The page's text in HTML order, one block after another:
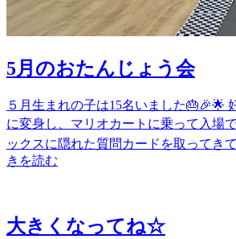
5月のおたんじょう会
５月生まれの子は15名いました🎂🎉🌟
に変身し、マリオカートに乗って入場
ックスに隠れた質問カードを取ってき
きを読む
大きくなってね☆